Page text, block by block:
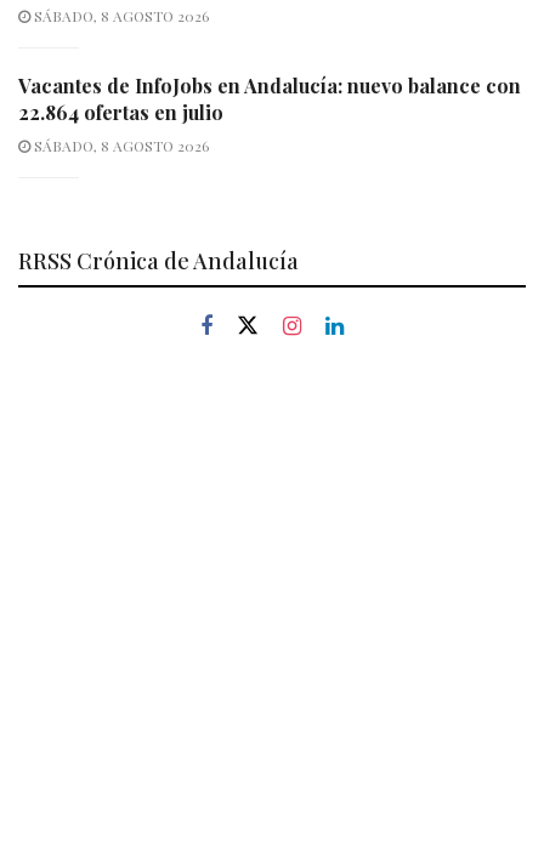
SÁBADO, 8 AGOSTO 2026
Vacantes de InfoJobs en Andalucía: nuevo balance con
22.864 ofertas en julio
SÁBADO, 8 AGOSTO 2026
RRSS Crónica de Andalucía